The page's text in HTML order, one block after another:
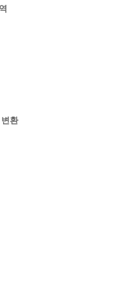
환